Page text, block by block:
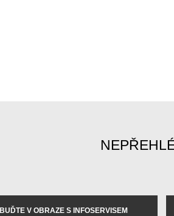
BUĎTE V OBRAZE S INFOSERVISEM